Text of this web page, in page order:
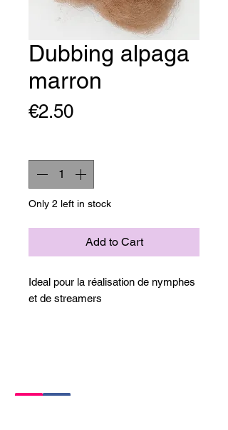
Dubbing alpaga
marron
€2.50Price
Only 2 left in stock
Add to Cart
Ideal pour la réalisation de nymphes
et de streamers